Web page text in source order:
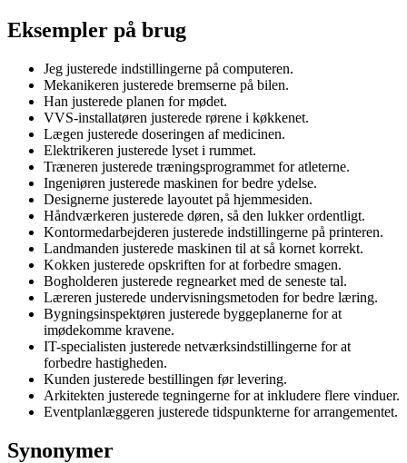
Eksempler på brug
Jeg justerede indstillingerne på computeren.
Mekanikeren justerede bremserne på bilen.
Han justerede planen for mødet.
VVS-installatøren justerede rørene i køkkenet.
Lægen justerede doseringen af medicinen.
Elektrikeren justerede lyset i rummet.
Træneren justerede træningsprogrammet for atleterne.
Ingeniøren justerede maskinen for bedre ydelse.
Designerne justerede layoutet på hjemmesiden.
Håndværkeren justerede døren, så den lukker ordentligt.
Kontormedarbejderen justerede indstillingerne på printeren.
Landmanden justerede maskinen til at så kornet korrekt.
Kokken justerede opskriften for at forbedre smagen.
Bogholderen justerede regnearket med de seneste tal.
Læreren justerede undervisningsmetoden for bedre læring.
Bygningsinspektøren justerede byggeplanerne for at
imødekomme kravene.
IT-specialisten justerede netværksindstillingerne for at
forbedre hastigheden.
Kunden justerede bestillingen før levering.
Arkitekten justerede tegningerne for at inkludere flere vinduer.
Eventplanlæggeren justerede tidspunkterne for arrangementet.
Synonymer